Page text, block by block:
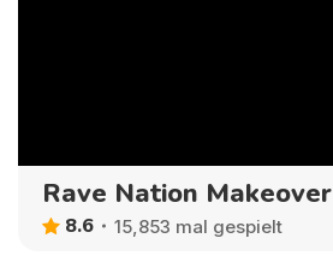
Rave Nation Makeover
8.6 15,853 mal gespielt